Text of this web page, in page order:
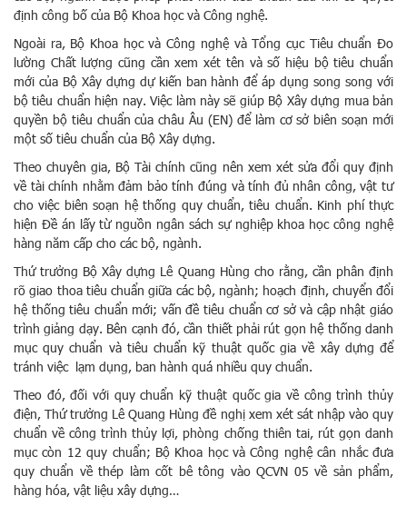
định công bố của Bộ Khoa học và Công nghệ.
Ngoài ra, Bộ Khoa học và Công nghệ và Tổng cục Tiêu chuẩn Đo
lường Chất lượng cũng cần xem xét tên và số hiệu bộ tiêu chuẩn
mới của Bộ Xây dựng dự kiến ban hành để áp dụng song song với
bộ tiêu chuẩn hiện nay. Việc làm này sẽ giúp Bộ Xây dựng mua bản
quyền bộ tiêu chuẩn của châu Âu (EN) để làm cơ sở biên soạn mới
một số tiêu chuẩn của Bộ Xây dựng.
Theo chuyên gia, Bộ Tài chính cũng nên xem xét sửa đổi quy định
về tài chính nhằm đảm bảo tính đúng và tính đủ nhân công, vật tư
cho việc biên soạn hệ thống quy chuẩn, tiêu chuẩn. Kinh phí thực
hiện Đề án lấy từ nguồn ngân sách sự nghiệp khoa học công nghệ
hàng năm cấp cho các bộ, ngành.
Thứ trưởng Bộ Xây dựng Lê Quang Hùng cho rằng, cần phân định
rõ giao thoa tiêu chuẩn giữa các bộ, ngành; hoạch định, chuyển đổi
hệ thống tiêu chuẩn mới; vấn đề tiêu chuẩn cơ sở và cập nhật giáo
trình giảng dạy. Bên cạnh đó, cần thiết phải rút gọn hệ thống danh
mục quy chuẩn và tiêu chuẩn kỹ thuật quốc gia về xây dựng để
tránh việc lạm dụng, ban hành quá nhiều quy chuẩn.
Theo đó, đối với quy chuẩn kỹ thuật quốc gia về công trình thủy
điện, Thứ trưởng Lê Quang Hùng đề nghị xem xét sát nhập vào quy
chuẩn về công trình thủy lợi, phòng chống thiên tai, rút gọn danh
mục còn 12 quy chuẩn; Bộ Khoa học và Công nghệ cân nhắc đưa
quy chuẩn về thép làm cốt bê tông vào QCVN 05 về sản phẩm,
hàng hóa, vật liệu xây dựng…